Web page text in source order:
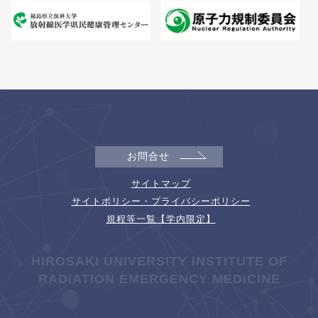
お問合せ
サイトマップ
サイトポリシー・プライバシーポリシー
規程等一覧【学内限定】
HIROSAKI UNIVERSITY INSTITUTE OF
RADIATION EMERGENCY MEDICINE